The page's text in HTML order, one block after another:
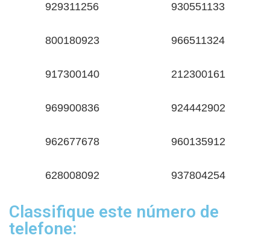
929311256 930551133
800180923 966511324
917300140 212300161
969900836 924442902
962677678 960135912
628008092 937804254
Classifique este número de
telefone: